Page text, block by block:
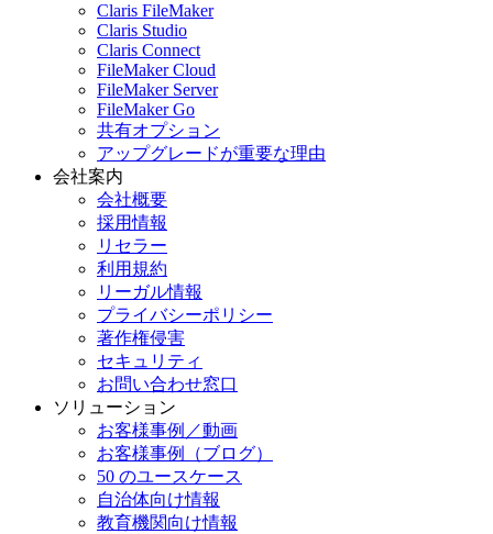
Claris FileMaker
Claris Studio
Claris Connect
FileMaker Cloud
FileMaker Server
FileMaker Go
共有オプション
アップグレードが重要な理由
会社案内
会社概要
採用情報
リセラー
利用規約
リーガル情報
プライバシーポリシー
著作権侵害
セキュリティ
お問い合わせ窓口
ソリューション
お客様事例／動画
お客様事例（ブログ）
50 のユースケース
自治体向け情報
教育機関向け情報